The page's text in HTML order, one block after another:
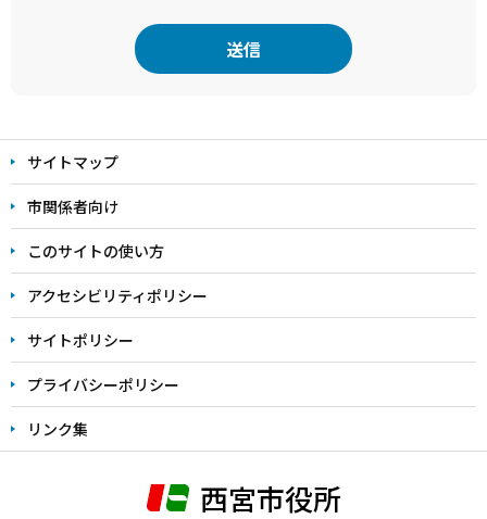
文
こ
こ
ま
で
サイトマップ
市関係者向け
このサイトの使い方
アクセシビリティポリシー
サイトポリシー
プライバシーポリシー
リンク集
西宮市役所